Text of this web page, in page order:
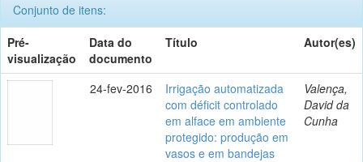
Conjunto de itens:
Pré-
visualização
Data do
documento
Título Autor(es)
24-fev-2016
Irrigação automatizada
com déficit controlado
em alface em ambiente
protegido: produção em
vasos e em bandejas
Valença,
David da
Cunha